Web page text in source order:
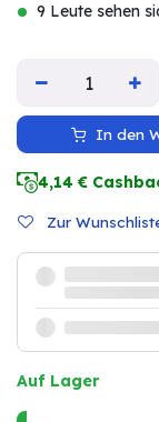
9 Leute sehen
In den
4,14 €
Zur
Auf Lager